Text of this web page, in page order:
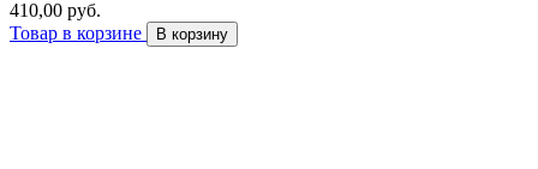
410,00 руб.
Товар в корзине
В корзину